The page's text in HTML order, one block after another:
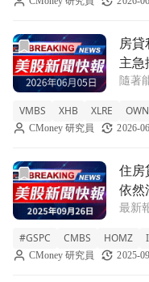
前往房貸利率下滑！能
房貸
主急
隨著
卻
VMBS XHB XLRE
CMoney 研究員 2026-
前往住房貸款利率小幅
住房
依然
最新
求。
MBB
#GSPC CMBS HOMZ
CMoney 研究員 2025-